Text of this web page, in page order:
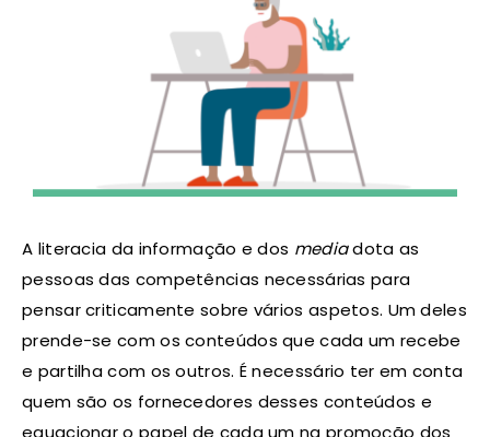
A literacia da informação e dos mediadota as
pessoas das competências necessárias para
pensar criticamente sobre vários aspetos. Um deles
prende-se com os conteúdos que cada um recebe
e partilha com os outros. É necessário ter em conta
quem são os fornecedores desses conteúdos e